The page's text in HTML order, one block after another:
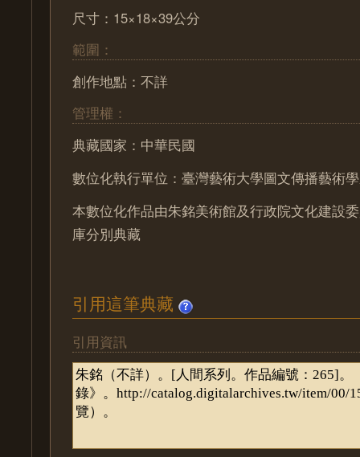
尺寸：15×18×39公分
範圍：
創作地點：不詳
管理權：
典藏國家：中華民國
數位化執行單位：臺灣藝術大學圖文傳播藝術
本數位化作品由朱銘美術館及行政院文化建設
庫分別典藏
引用這筆典藏
引用資訊